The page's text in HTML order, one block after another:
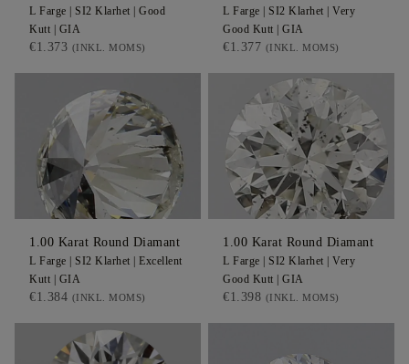
L Farge | SI2 Klarhet | Good
Kutt | GIA
€1.373 (INKL. MOMS)
L Farge | SI2 Klarhet | Very
Good Kutt | GIA
€1.377 (INKL. MOMS)
1.00 Karat Round Diamant
L Farge | SI2 Klarhet | Excellent
Kutt | GIA
€1.384 (INKL. MOMS)
1.00 Karat Round Diamant
L Farge | SI2 Klarhet | Very
Good Kutt | GIA
€1.398 (INKL. MOMS)